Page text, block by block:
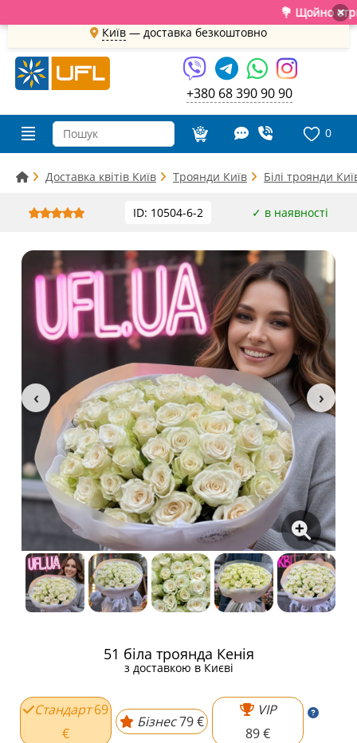
💐 Щойно ×
Київ — доставка безкоштовно
+380 68 390 90 90
0
Доставка квітів Київ Троянди Київ Білі троянди
ID: 10504-6-2 ✓ в наявності
51 біла троянда Кенія
з доставкою в Києві
Стандарт 69
€
Бізнес79 €
VIP
89 €